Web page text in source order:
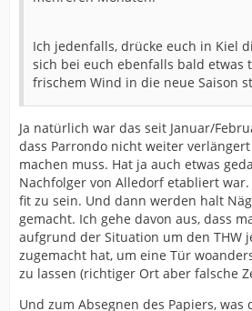
Ich jedenfalls, drücke euch in Kiel
sich bei euch ebenfalls bald
frischem Wind in die neue Saison
Ja natürlich war das seit Januar/
dass Parrondo nicht weiter
machen muss. Hat ja auch etwas
Nachfolger von Alledorf etabliert
fit zu sein. Und dann werden halt
gemacht. Ich gehe davon aus, dass
aufgrund der Situation um den THW
zugemacht hat, um eine Tür
zu lassen (richtiger Ort aber falsche
Und zum Absegnen des Papiers, was